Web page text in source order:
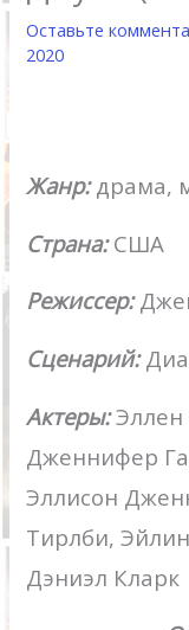
Оставьте
2020
Жанр:драма,
Страна:США
Режиссер:
Сценарий:
Актеры:
Дженнифер
Эллисон
Тирлби,
Дэниэл Кларк